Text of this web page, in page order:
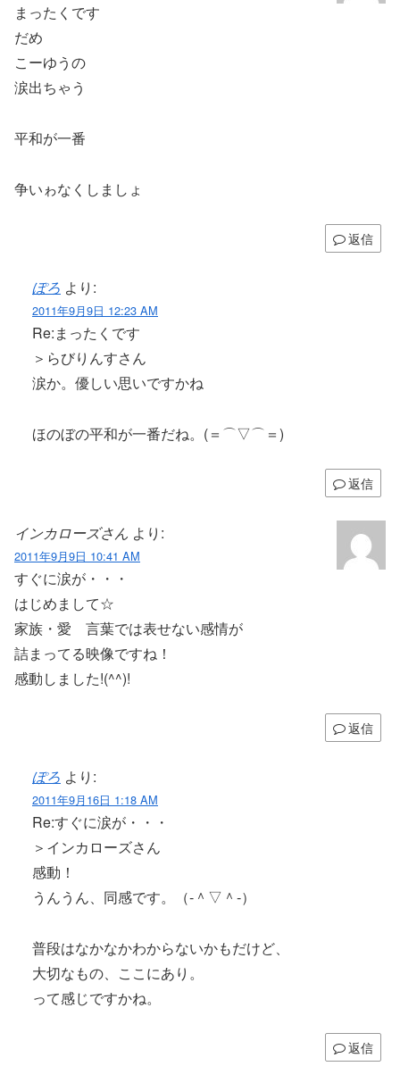
まったくです
だめ
こーゆうの
涙出ちゃう
平和が一番
争いゎなくしましょ
返信
ぽろ より:
2011年9月9日 12:23 AM
Re:まったくです
＞らびりんすさん
涙か。優しい思いですかね
ほのぼの平和が一番だね。(＝⌒▽⌒＝)
返信
インカローズさん より:
2011年9月9日 10:41 AM
すぐに涙が・・・
はじめまして☆
家族・愛 言葉では表せない感情が
詰まってる映像ですね！
感動しました!(^^)!
返信
ぽろ より:
2011年9月16日 1:18 AM
Re:すぐに涙が・・・
＞インカローズさん
感動！
うんうん、同感です。（‐＾▽＾‐）
普段はなかなかわからないかもだけど、
大切なもの、ここにあり。
って感じですかね。
返信